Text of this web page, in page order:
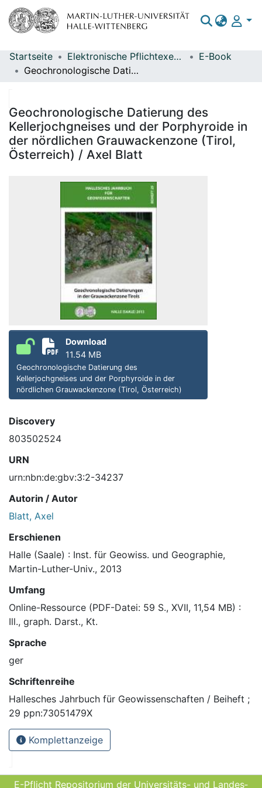
Bereiche & Sammlungen
Statistiken
Startseite Elektronische Pflichtexemplare
E-Book
Geochronologische Datierung des Kellerjochgneises und der Porphyroide in der nördlichen Grauwackenzone (Tirol, Österreich) / Axel Blatt
Geochronologische Datierung des
Kellerjochgneises und der Porphyroide in
der nördlichen Grauwackenzone (Tirol,
Österreich) / Axel Blatt
Download
11.54 MB
Geochronologische Datierung des
Kellerjochgneises und der Porphyroide in der
nördlichen Grauwackenzone (Tirol, Österreich)
Discovery
803502524
URN
urn:nbn:de:gbv:3:2-34237
Autorin / Autor
Blatt, Axel
Erschienen
Halle (Saale) : Inst. für Geowiss. und Geographie,
Martin-Luther-Univ., 2013
Umfang
Online-Ressource (PDF-Datei: 59 S., XVII, 11,54 MB) :
Ill., graph. Darst., Kt.
Sprache
ger
Schriftenreihe
Hallesches Jahrbuch für Geowissenschaften / Beiheft ;
29 ppn:73051479X
Komplettanzeige
E-Pflicht Repositorium der Universitäts- und Landes­